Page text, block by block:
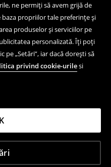
ne permiți să avem grijă de
propriilor tale preferințe și
produselor și serviciilor pe
personalizată. Îți poți
pe „Setări”, iar dacă dorești să
privind cookie-urilesi